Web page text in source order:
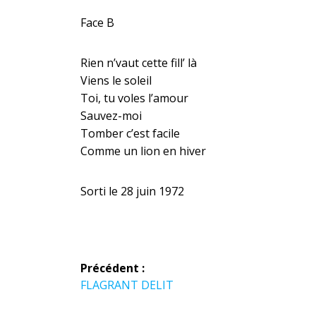
Face B
Rien n’vaut cette fill’ là
Viens le soleil
Toi, tu voles l’amour
Sauvez-moi
Tomber c’est facile
Comme un lion en hiver
Sorti le 28 juin 1972
Navigation
de
Précédent :
Article
FLAGRANT DELIT